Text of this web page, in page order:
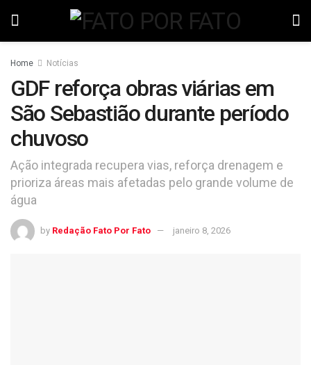
Home Notícias
GDF reforça obras viárias em
São Sebastião durante período
chuvoso
Ação integrada recupera vias, reforça drenagem e
prioriza áreas mais afetadas pelo grande volume de
água
by Redação Fato Por Fato janeiro 8, 2026